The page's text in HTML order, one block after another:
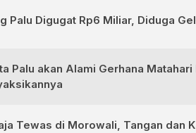
Palu Digugat Rp6 Miliar, Diduga
Palu akan Alami Gerhana
Tewas di Morowali, Tangan dan